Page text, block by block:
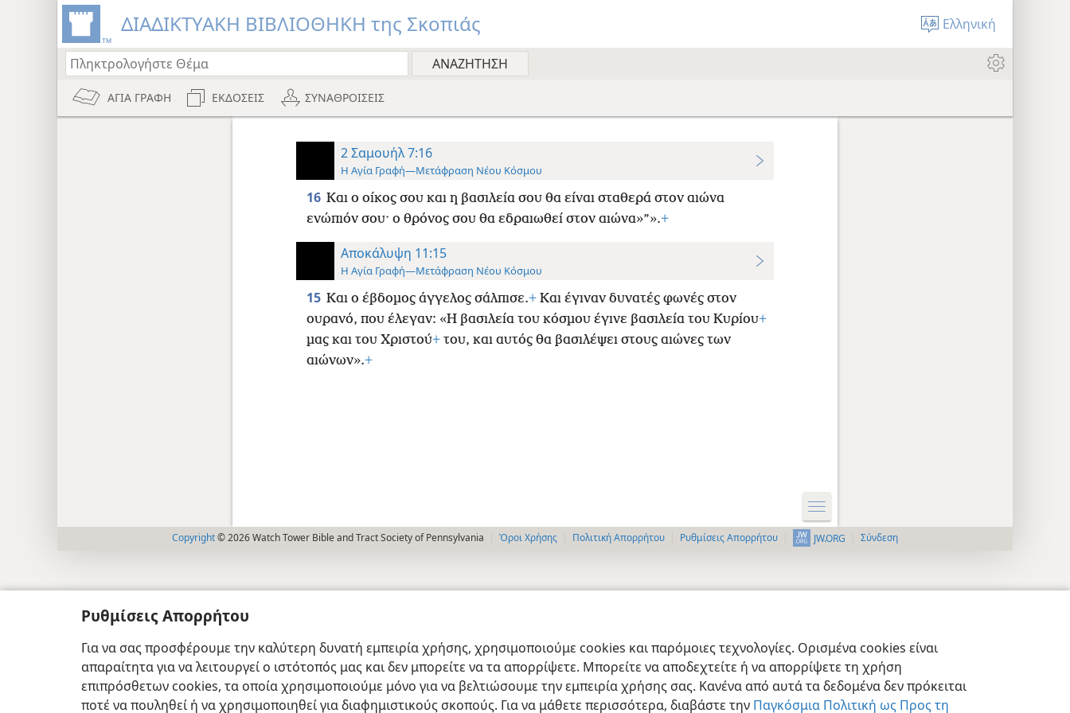
Ρυθμίσεις Απορρήτου
Για να σας προσφέρουμε την καλύτερη δυνατή εμπειρία χρήσης, χρησιμοποιούμε cookies και παρόμοιες τεχνολογίες. Ορισμένα cookies είναι
απαραίτητα για να λειτουργεί ο ιστότοπός μας και δεν μπορείτε να τα απορρίψετε. Μπορείτε να αποδεχτείτε ή να απορρίψετε τη χρήση
επιπρόσθετων cookies, τα οποία χρησιμοποιούμε μόνο για να βελτιώσουμε την εμπειρία χρήσης σας. Κανένα από αυτά τα δεδομένα δεν πρόκειται
ποτέ να πουληθεί ή να χρησιμοποιηθεί για διαφημιστικούς σκοπούς. Για να μάθετε περισσότερα, διαβάστε την Παγκόσμια Πολιτική ως Προς τη
ΔΙΑΔΙΚΤΥΑΚΗ ΒΙΒΛΙΟΘΗΚΗ της Σκοπιάς Ελληνική
ΑΓΙΑ ΓΡΑΦΗ ΕΚΔΟΣΕΙΣ ΣΥΝΑΘΡΟΙΣΕΙΣ
2 Σαμουήλ 7:16
Η Αγία Γραφή—Μετάφραση Νέου Κόσμου
16 Και ο οίκος σου και η βασιλεία σου θα είναι σταθερά στον αιώνα
ενώπιόν σου· ο θρόνος σου θα εδραιωθεί στον αιώνα»”».+
Αποκάλυψη 11:15
Η Αγία Γραφή—Μετάφραση Νέου Κόσμου
15 Και ο έβδομος άγγελος σάλπισε.+Και έγιναν δυνατές φωνές στον
ουρανό, που έλεγαν: «Η βασιλεία του κόσμου έγινε βασιλεία του Κυρίου+
μας και του Χριστού+του, και αυτός θα βασιλέψει στους αιώνες των
αιώνων».+
Copyright© 2026 Watch Tower Bible and Tract Society of Pennsylvania Όροι Χρήσης Πολιτική Απορρήτου Ρυθμίσεις Απορρήτου JW.ORG Σύνδεση